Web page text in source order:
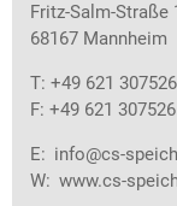
Fritz-Salm-Straße
68167 Mannheim
T: +49 621
F: +49 621
E: info@cs-
W: www.cs-